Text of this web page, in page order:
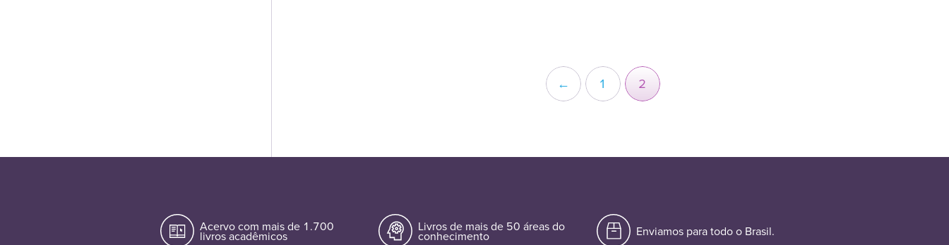
← 1 2
Acervo com mais de 1.700
livros acadêmicos
Livros de mais de 50 áreas do
conhecimento Enviamos para todo o Brasil.